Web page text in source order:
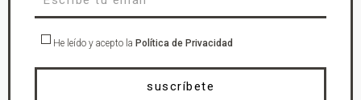
He leído y acepto la Política de Privacidad
suscríbete